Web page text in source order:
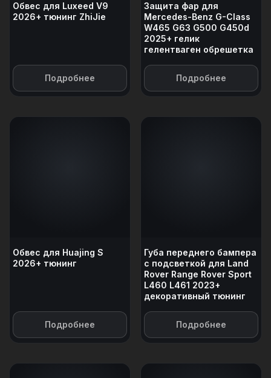
Обвес для Luxeed V9
2026+ тюнинг ZhiJie
Подробнее
Защита фар для
Mercedes-Benz G-Class
W465 G63 G500 G450d
2025+ гелик
гелентваген обрешетка
Подробнее
Обвес для Huajing S
2026+ тюнинг
Подробнее
Губа переднего бампера
с подсветкой для Land
Rover Range Rover Sport
L460 L461 2023+
декоративный тюнинг
Подробнее